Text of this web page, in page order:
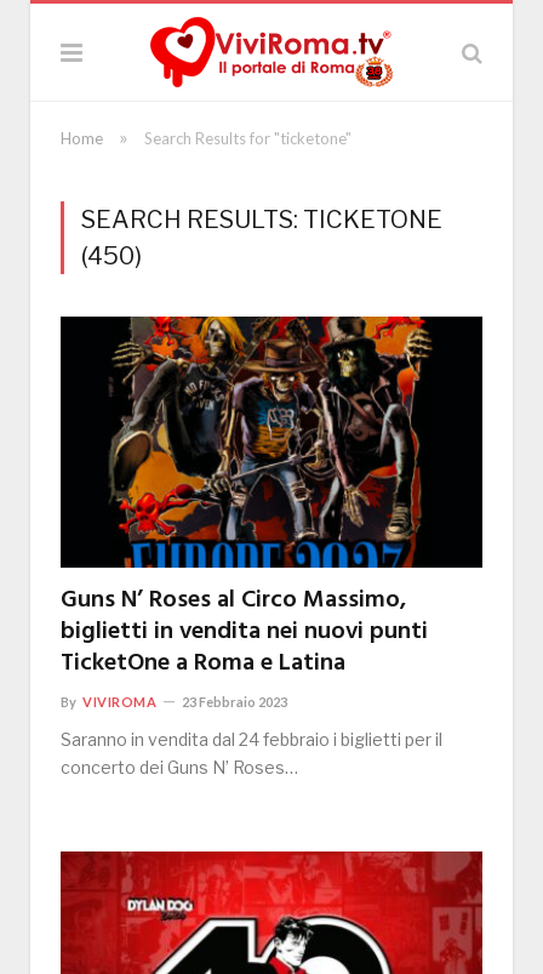
Home » Search Results for "ticketone"
SEARCH RESULTS: TICKETONE
(450)
Guns N’ Roses al Circo Massimo,
biglietti in vendita nei nuovi punti
TicketOne a Roma e Latina
By VIVIROMA 23 Febbraio 2023
Saranno in vendita dal 24 febbraio i biglietti per il
concerto dei Guns N’ Roses…